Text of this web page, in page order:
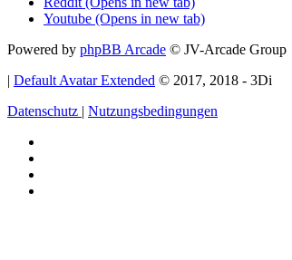
Youtube (Opens in new tab)
Powered by phpBB Arcade © JV-Arcade Group
| Default Avatar Extended © 2017, 2018 - 3Di
Datenschutz | Nutzungsbedingungen